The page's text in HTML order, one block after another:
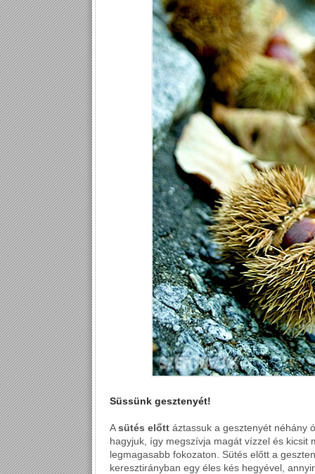
Süssünk gesztenyét!
Asütés előtt áztassuk a gesztenyét néhány
hagyjuk, így megszívja magát vízzel és kicsit
legmagasabb fokozaton. Sütés előtt a
keresztirányban egy éles kés hegyével,